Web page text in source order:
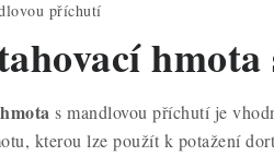
příchutí
s mandlovou příchutí je
kterou lze použít k potažení